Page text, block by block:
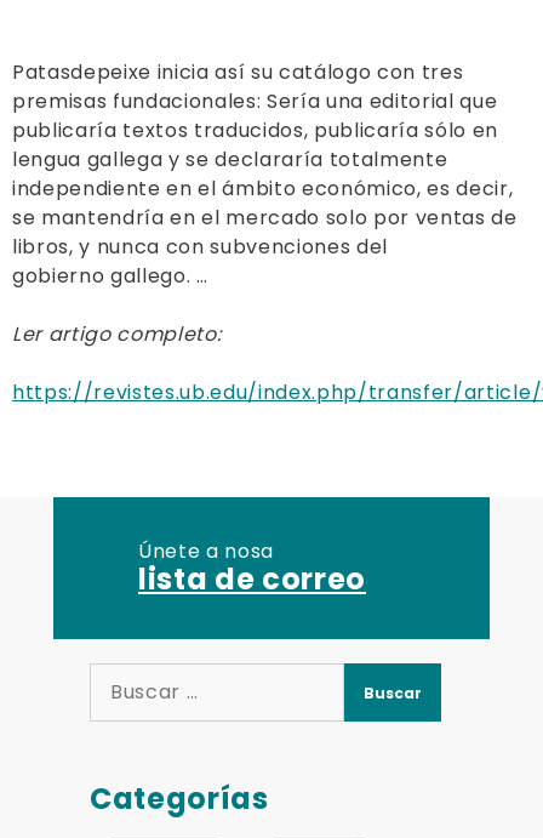
Patasdepeixe inicia así su catálogo con tres
premisas fundacionales: Sería una editorial que
publicaría textos traducidos, publicaría sólo en
lengua gallega y se declararía totalmente
independiente en el ámbito económico, es decir,
se mantendría en el mercado solo por ventas de
libros, y nunca con subvenciones del
gobierno gallego. …
Ler artigo completo:
https://revistes.ub.edu/index.php/transfer/article/
Únete a nosa
lista de correo
Buscar:
Categorías